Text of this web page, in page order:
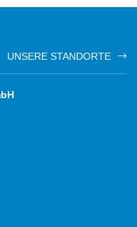
UNSERE STANDORTE